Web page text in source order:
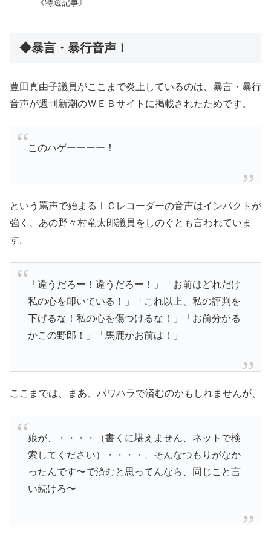
《特選記事》
◆暴言・暴行音声！
豊田真由子議員がここまで炎上しているのは、暴言・暴行
音声が週刊新潮のＷＥＢサイトに掲載されたためです。
このハゲーーーー！
という罵声で始まるＩＣレコーダーの音声はインパクトが
強く、あの野々村竜太郎議員をしのぐとも言われていま
す。
「違うだろー！違うだろー！」「お前はどれだけ
私の心を叩いている！」「これ以上、私の評判を
下げるな！私の心を傷つけるな！」「お前分かる
かこの野郎！」「馬鹿かお前は！」
ここまでは、まあ、パワハラで済むのかもしれませんが、
娘が、・・・・（書くに堪えません、ネットで検
索してください）・・・・、そんなつもりがなか
ったんです〜で済むと思ってんなら、同じこと言
い続けろ〜